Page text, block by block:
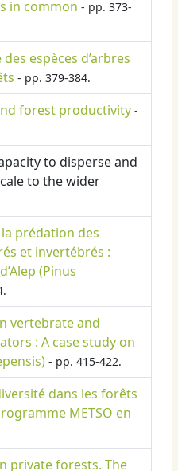
in common - pp. 373-
espèces d’arbres
- pp. 379-384.
forest productivity -
to disperse and
to the wider
prédation des
et invertébrés :
(Pinus
vertebrate and
: A case study on
- pp. 415-422.
dans les forêts
METSO en
private forests. The